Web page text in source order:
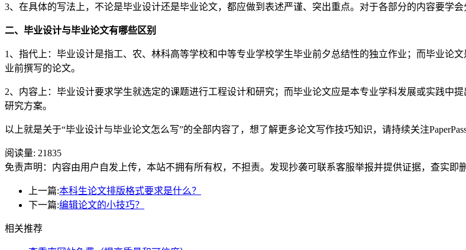
3、在具体的写法上，不论是毕业设计还是毕业论文，都应做到表述严谨、突出重点。对于各部分的内容要学
二、毕业设计与毕业论文有哪些区别
1、指代上：毕业设计是指工、农、林科高等学校和中等专业学校学生毕业前夕总结性的独立作业；而毕业论
业前撰写的论文。
2、内容上：毕业设计要求学生就选定的课题进行工程设计和研究；而毕业论文应是本专业学科发展或实践中
研究方案。
以上就是关于“毕业设计与毕业论文怎么写”的全部内容了，想了解更多论文写作技巧知识，请持续关注
阅读量: 21835
免责声明：内容由用户自发上传，本站不拥有所有权，不担责。发现抄袭可联系客服举报并提供证据，查实即删
上一篇:本科生论文排版格式要求是什么？
下一篇:编辑论文的小技巧？
相关推荐